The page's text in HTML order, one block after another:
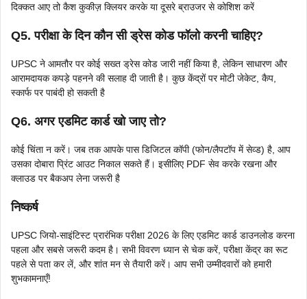
दिक्कत आए तो कैश कुकीज़ क्लियर करके या दूसरे ब्राउजर से कोशिश करें
Q5. परीक्षा के दिन कौन सी ड्रेस कोड फॉलो करनी चाहिए?
UPSC ने आमतौर पर कोई सख्त ड्रेस कोड जारी नहीं किया है, लेकिन साधारण और
आरामदायक कपड़े पहनने की सलाह दी जाती है। कुछ केंद्रों पर मोटी जेकेट, कैप,
स्कार्फ पर पाबंदी हो सकती है
Q6. अगर एडमिट कार्ड खो जाए तो?
कोई चिंता न करें। जब तक आपके पास डिजिटल कॉपी (फोन/लैपटॉप में सेव्ड) है, आप
उसका दोबारा प्रिंट आउट निकाल सकते हैं। इसीलिए PDF सेव करके रखना और
क्लाउड पर बैकअप लेना जरूरी है
निष्कर्ष
UPSC जियो-साइंटिस्ट प्रारंभिक परीक्षा 2026 के लिए एडमिट कार्ड डाउनलोड करना
पहला और सबसे जरूरी कदम है। सभी विवरण ध्यान से चेक करें, परीक्षा केंद्र का रूट
पहले से पता कर लें, और शांत मन से तैयारी करें। आप सभी उम्मीदवारों को हमारी
शुभकामनाएँ!